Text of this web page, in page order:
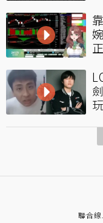
玩
聯合